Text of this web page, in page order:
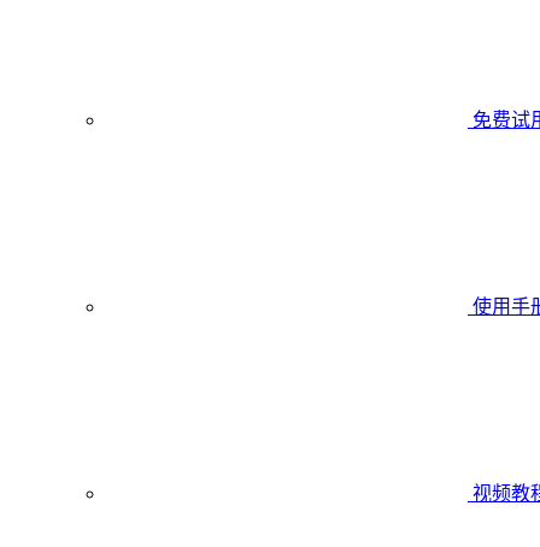
免费试
使用手
视频教